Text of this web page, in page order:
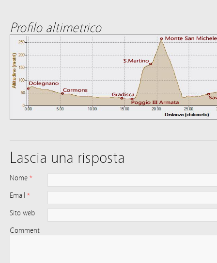
Profilo altimetrico
Lascia una risposta
Nome *
Email *
Sito web
Comment